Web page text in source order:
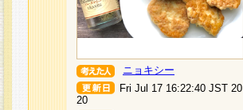
ニョキシー
Fri Jul 17 16:22:40 JST 20
20